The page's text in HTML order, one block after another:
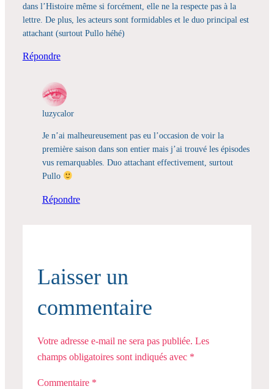
dans l’Histoire même si forcément, elle ne la respecte pas à la
lettre. De plus, les acteurs sont formidables et le duo principal est
attachant (surtout Pullo héhé)
Répondre
luzycalor
Je n’ai malheureusement pas eu l’occasion de voir la
première saison dans son entier mais j’ai trouvé les épisodes
vus remarquables. Duo attachant effectivement, surtout
Pullo
Répondre
Laisser un
commentaire
Votre adresse e-mail ne sera pas publiée. Les
champs obligatoires sont indiqués avec *
Commentaire *